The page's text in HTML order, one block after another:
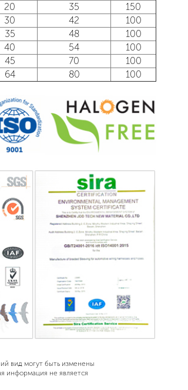
20 35
150
30 42
100
35 48
100
40 54
100
45 70
100
64 80 100
вид могут быть изменены
информация не является